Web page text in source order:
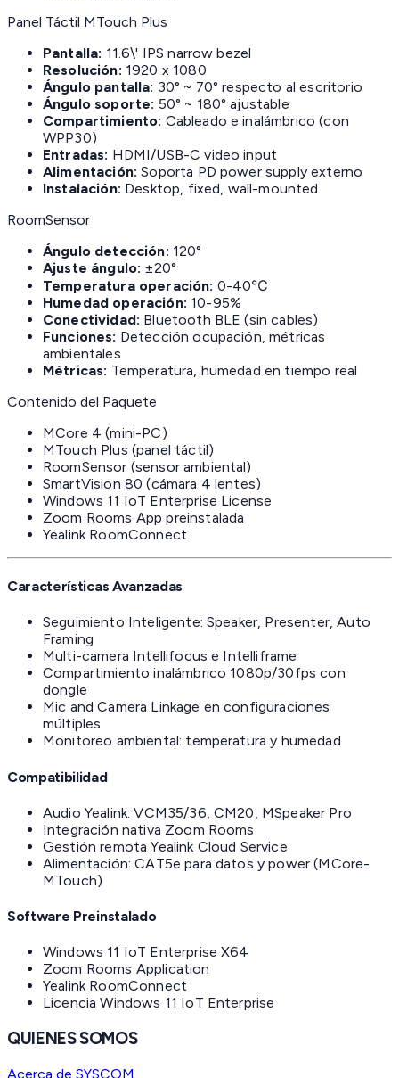
Panel Táctil MTouch Plus
Pantalla: 11.6\' IPS narrow bezel
Resolución: 1920 x 1080
Ángulo pantalla: 30° ~ 70° respecto al escritorio
Ángulo soporte: 50° ~ 180° ajustable
Compartimiento: Cableado e inalámbrico (con
WPP30)
Entradas: HDMI/USB-C video input
Alimentación: Soporta PD power supply externo
Instalación: Desktop, fixed, wall-mounted
RoomSensor
Ángulo detección: 120°
Ajuste ángulo: ±20°
Temperatura operación: 0-40℃
Humedad operación: 10-95%
Conectividad: Bluetooth BLE (sin cables)
Funciones: Detección ocupación, métricas
ambientales
Métricas: Temperatura, humedad en tiempo real
Contenido del Paquete
MCore 4 (mini-PC)
MTouch Plus (panel táctil)
RoomSensor (sensor ambiental)
SmartVision 80 (cámara 4 lentes)
Windows 11 IoT Enterprise License
Zoom Rooms App preinstalada
Yealink RoomConnect
Características Avanzadas
Seguimiento Inteligente: Speaker, Presenter, Auto
Framing
Multi-camera Intellifocus e Intelliframe
Compartimiento inalámbrico 1080p/30fps con
dongle
Mic and Camera Linkage en configuraciones
múltiples
Monitoreo ambiental: temperatura y humedad
Compatibilidad
Audio Yealink: VCM35/36, CM20, MSpeaker Pro
Integración nativa Zoom Rooms
Gestión remota Yealink Cloud Service
Alimentación: CAT5e para datos y power (MCore-
MTouch)
Software Preinstalado
Windows 11 IoT Enterprise X64
Zoom Rooms Application
Yealink RoomConnect
Licencia Windows 11 IoT Enterprise
QUIENES SOMOS
Acerca de SYSCOM